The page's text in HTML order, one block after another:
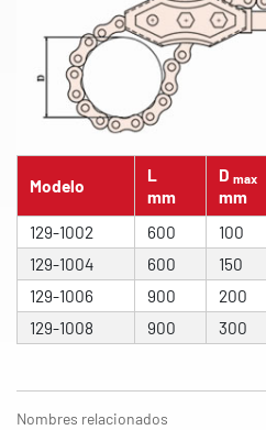
Modelo
L
mm
Dmax
mm
129-1002
600 100
129-1004
600 150
129-1006
900 200
129-1008
900 300
Nombres relacionados